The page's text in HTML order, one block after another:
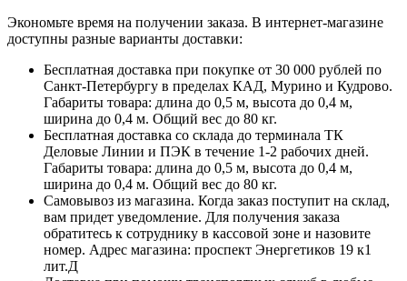
Экономьте время на получении заказа. В интернет-магазине
доступны разные варианты доставки:
Бесплатная доставка при покупке от 30 000 рублей по
Санкт-Петербургу в пределах КАД, Мурино и Кудрово.
Габариты товара: длина до 0,5 м, высота до 0,4 м,
ширина до 0,4 м. Общий вес до 80 кг.
Бесплатная доставка со склада до терминала ТК
Деловые Линии и ПЭК в течение 1-2 рабочих дней.
Габариты товара: длина до 0,5 м, высота до 0,4 м,
ширина до 0,4 м. Общий вес до 80 кг.
Самовывоз из магазина. Когда заказ поступит на склад,
вам придет уведомление. Для получения заказа
обратитесь к сотруднику в кассовой зоне и назовите
номер. Адрес магазина: проспект Энергетиков 19 к1
лит.Д